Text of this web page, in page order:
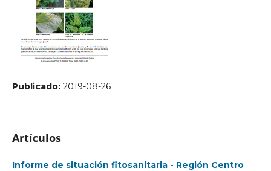
Publicado: 2019-08-26
Artículos
Informe de situación fitosanitaria - Región Centro